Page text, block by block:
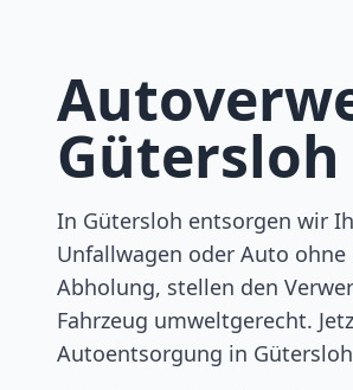
Gütersloh
In Gütersloh entsorgen wir
Unfallwagen oder Auto
Abholung, stellen den
Fahrzeug umweltgerecht.
Autoentsorgung in